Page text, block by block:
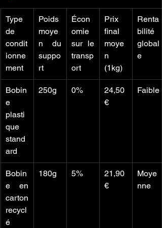
Type
de
condit
ionne
ment
Poids
moye
n du
suppo
rt
Écon
omie
sur le
transp
ort
Prix
final
moye
n
(1kg)
Renta
bilité
global
e
Bobin
e
plasti
que
stand
ard
250g 0%
24,50
€
Faible
Bobin
e en
carton
recycl
é
180g 5%
21,90
€
Moye
nne